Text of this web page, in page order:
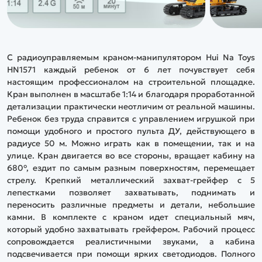
С радиоуправляемым краном-манипулятором Hui Na Toys
HN1571 каждый ребенок от 6 лет почувствует себя
настоящим профессионалом на строительной площадке.
Кран выполнен в масштабе 1:14 и благодаря проработанной
детализации практически неотличим от реальной машины.
Ребенок без труда справится с управлением игрушкой при
помощи удобного и простого пульта ДУ, действующего в
радиусе 50 м. Можно играть как в помещении, так и на
улице. Кран двигается во все стороны, вращает кабину на
680°, ездит по самым разным поверхностям, перемещает
стрелу. Крепкий металлический захват-грейфер с 5
лепестками позволяет захватывать, поднимать и
переносить различные предметы и детали, небольшие
камни. В комплекте с краном идет специальный мяч,
который удобно захватывать грейфером. Рабочий процесс
сопровождается реалистичными звуками, а кабина
подсвечивается при помощи ярких светодиодов. Полного